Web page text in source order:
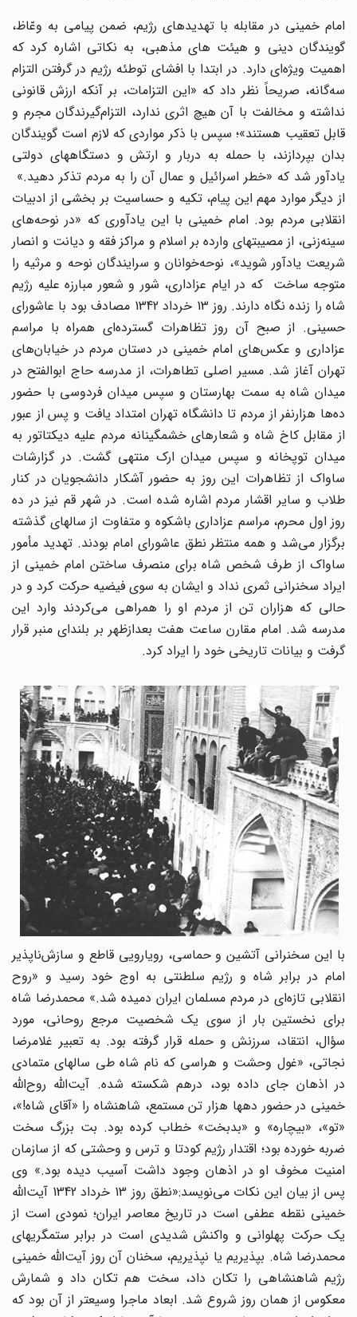
امام خمینی در مقابله با تهدیدهای رژیم، ضمن پیامی به وعّاظ،
گویندگان دینی و هیئت های مذهبی، به نکاتی اشاره کرد که
اهمیت ویژه‌ای دارد. در ابتدا با افشای توطئه رژیم در گرفتن التزام
سه‌گانه، صریحاً نظر داد که «این التزامات، بر آنکه ارزش قانونی
نداشته و مخالفت با آن هیچ اثری ندارد، التزام‌گیرندگان مجرم و
قابل تعقیب هستند»؛ سپس با ذکر مواردی که لازم است گویندگان
بدان بپردازند، با حمله‌ به دربار و ارتش و دستگاههای دولتی
یادآور شد که «خطر اسرائیل و عمال آن را به مردم تذکر دهید.»
از دیگر موارد مهم این پیام، تکیه و حساسیت بر بخشی از ادبیات
انقلابی مردم بود. امام خمینی با این یادآوری که «در نوحه‌های
سینه‌زنی، از مصیبتهای وارده بر اسلام و مراکز فقه و دیانت و انصار
شریعت یادآور شوید»، نوحه‌خوانان و سرایندگان نوحه و مرثیه را
متوجه ساخت که در ایام عزاداری، شور و شعور مبارزه علیه رژیم
شاه را زنده نگاه دارند. روز 13 خرداد 1342 مصادف بود با عاشورای
حسینی. از صبح آن روز تظاهرات گسترده‌ای همراه با مراسم
عزاداری و عکس‌های امام خمینی در دستان مردم در خیابان‌های
تهران آغاز شد. مسیر اصلی تطاهرات، از مدرسه حاج‌ ابوالفتح در
میدان شاه به سمت بهارستان و سپس میدان فردوسی با حضور
ده‌ها هزارنفر از مردم تا دانشگاه تهران امتداد یافت و پس از عبور
از مقابل کاخ شاه و شعارهای خشمگینانه مردم علیه دیکتاتور به
میدان توپخانه و سپس میدان ارک منتهی گشت. در گزارشات
ساواک از تظاهرات این روز به حضور آشکار دانشجویان در کنار
طلاب و سایر اقشار مردم اشاره شده است. در شهر قم نیز در ده
روز اول محرم، مراسم عزاداری باشکوه و متفاوت از سالهای گذشته
برگزار می‌شد و همه منتظر نطق عاشورای امام بودند. تهدید مأمور
ساواک از طرف شخص شاه برای منصرف ساختن امام خمینی از
ایراد سخنرانی ثمری نداد و ایشان به سوی فیضیه حرکت کرد و در
حالی که هزاران تن از مردم او را همراهی می‌کردند وارد این
مدرسه شد. امام مقارن ساعت هفت بعدازظهر بر بلندای منبر قرار
گرفت و بیانات تاریخی خود را ایراد کرد.
با این سخنرانی آتشین و حماسی، رویارویی قاطع و سازش‌ناپذیر
امام در برابر شاه و رژیم سلطنتی به اوج خود رسید و «روح
انقلابی تازه‌ای در مردم مسلمان ایران دمیده شد.» محمدرضا شاه
برای نخستین بار از سوی یک شخصیت مرجع روحانی، مورد
سؤال، انتقاد، سرزنش و حمله قرار گرفته بود. به تعبیر غلامرضا
نجاتی، «غول وحشت و هراسی که نام شاه طی سالهای متمادی
در اذهان جای داده بود، درهم شکسته شده. آیت‌الله روح‌الله
خمینی در حضور دهها هزار تن مستمع، شاهنشاه را «آقای شاه!»،
«تو»، «بیچاره» و «بدبخت» خطاب کرده بود. بت بزرگ سخت
ضربه خورده بود؛ اقتدار رژیم کودتا و ترس و وحشتی که از سازمان
امنیت مخوف او در اذهان وجود داشت آسیب دیده بود.» وی
پس از بیان این نکات می‌نویسد:«نطق روز 13 خرداد 1342 آیت‌الله
خمینی نقطه عطفی است در تاریخ معاصر ایران؛ نمودی است از
یک حرکت پهلوانی و واکنش شدیدی است در برابر ستمگریهای
محمدرضا شاه. بپذیریم یا نپذیریم، سخنان آن روز آیت‌الله خمینی
رژیم شاهنشاهی را تکان داد، سخت هم تکان داد و شمارش
معکوس از همان روز شروع شد. ابعاد ماجرا وسیعتر از آن بود که